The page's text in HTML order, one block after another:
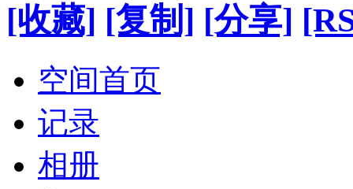
[收藏] [复制] [分享]
空间首页
记录
相册